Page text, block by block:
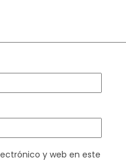
y web en este